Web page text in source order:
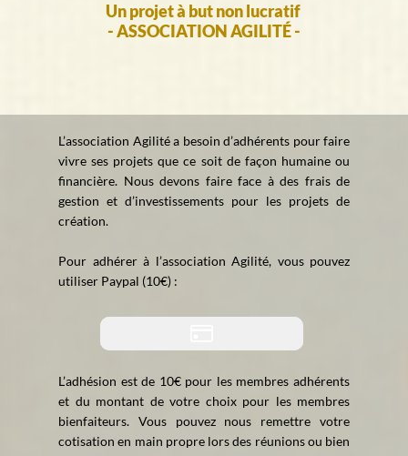
Un projet à but non lucratif
- ASSOCIATION AGILITÉ -
L’association Agilité a besoin d’adhérents pour faire
vivre ses projets que ce soit de façon humaine ou
financière. Nous devons faire face à des frais de
gestion et d’investissements pour les projets de
création.
Pour adhérer à l’association Agilité, vous pouvez
utiliser Paypal (10€) :
L’adhésion est de 10€ pour les membres adhérents
et du montant de votre choix pour les membres
bienfaiteurs. Vous pouvez nous remettre votre
cotisation en main propre lors des réunions ou bien